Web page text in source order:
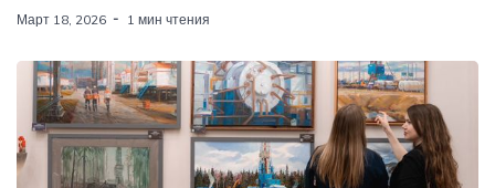
Март 18, 2026 1 мин чтения